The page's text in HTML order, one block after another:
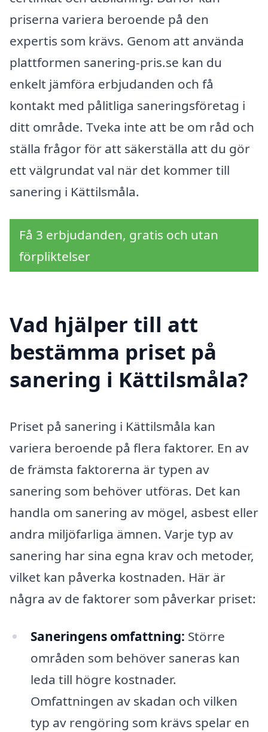
priserna variera beroende på den
expertis som krävs. Genom att använda
plattformen sanering-pris.se kan du
enkelt jämföra erbjudanden och få
kontakt med pålitliga saneringsföretag i
ditt område. Tveka inte att be om råd och
ställa frågor för att säkerställa att du gör
ett välgrundat val när det kommer till
sanering i Kättilsmåla.
Få 3 erbjudanden, gratis och utan
förpliktelser
Vad hjälper till att
bestämma priset på
sanering i Kättilsmåla?
Priset på sanering i Kättilsmåla kan
variera beroende på flera faktorer. En av
de främsta faktorerna är typen av
sanering som behöver utföras. Det kan
handla om sanering av mögel, asbest eller
andra miljöfarliga ämnen. Varje typ av
sanering har sina egna krav och metoder,
vilket kan påverka kostnaden. Här är
några av de faktorer som påverkar priset:
Saneringens omfattning: Större
områden som behöver saneras kan
leda till högre kostnader.
Omfattningen av skadan och vilken
typ av rengöring som krävs spelar en